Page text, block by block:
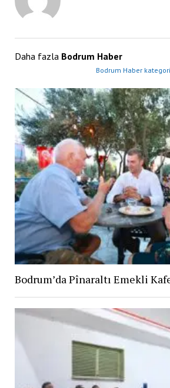
Daha fazla Bodrum Haber
Bodrum Haber
Bodrum’da Pînaraltı Emekli